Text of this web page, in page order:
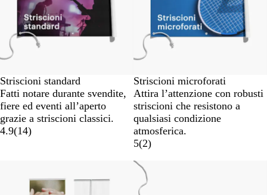
Striscioni standard
Fatti notare durante svendite,
fiere ed eventi all’aperto
grazie a striscioni classici.
4.9(14)
Striscioni microforati
Attira l’attenzione con robusti
striscioni che resistono a
qualsiasi condizione
atmosferica.
5(2)
Nuove opzioni